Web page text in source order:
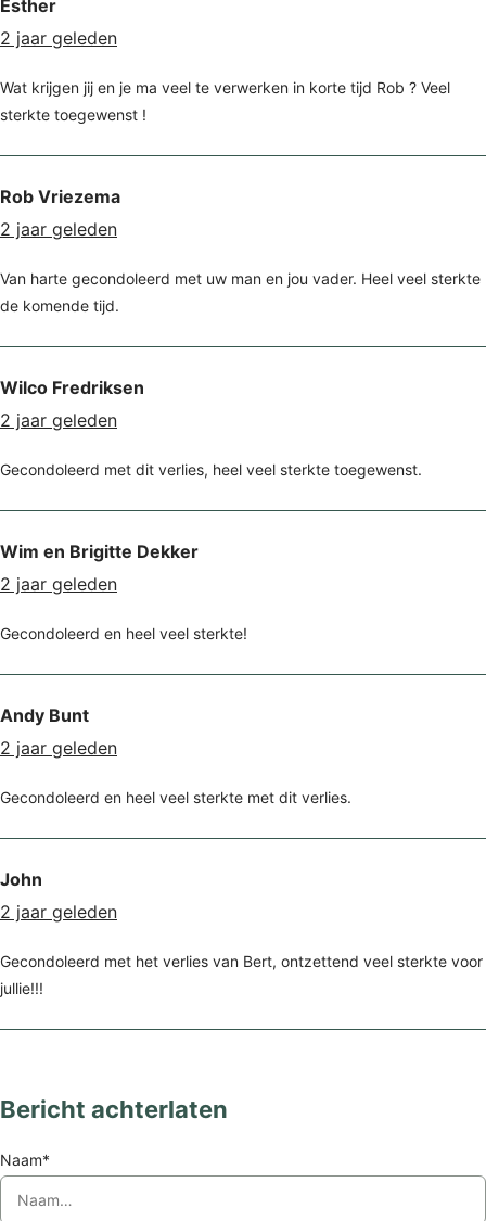
Esther
2 jaar geleden
Wat krijgen jij en je ma veel te verwerken in korte tijd Rob ? Veel
sterkte toegewenst !
Rob Vriezema
2 jaar geleden
Van harte gecondoleerd met uw man en jou vader. Heel veel sterkte
de komende tijd.
Wilco Fredriksen
2 jaar geleden
Gecondoleerd met dit verlies, heel veel sterkte toegewenst.
Wim en Brigitte Dekker
2 jaar geleden
Gecondoleerd en heel veel sterkte!
Andy Bunt
2 jaar geleden
Gecondoleerd en heel veel sterkte met dit verlies.
John
2 jaar geleden
Gecondoleerd met het verlies van Bert, ontzettend veel sterkte voor
jullie!!!
Bericht achterlaten
Naam*